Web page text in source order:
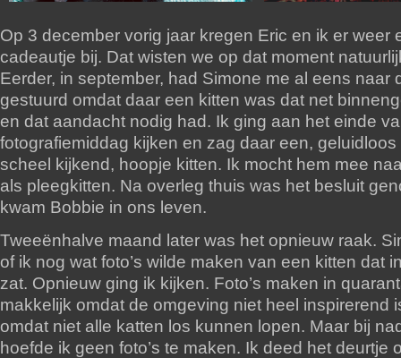
Op 3 december vorig jaar kregen Eric en ik er weer
cadeautje bij. Dat wisten we op dat moment
Eerder, in september, had Simone me al eens naar
gestuurd omdat daar een kitten was dat net
en dat aandacht nodig had. Ik ging aan het einde
fotografiemiddag kijken en zag daar een,
scheel kijkend, hoopje kitten. Ik mocht hem mee
als pleegkitten. Na overleg thuis was het besluit
kwam Bobbie in ons leven.
Tweeënhalve maand later was het opnieuw raak.
of ik nog wat foto’s wilde maken van een kitten dat
zat. Opnieuw ging ik kijken. Foto’s maken in
makkelijk omdat de omgeving niet heel inspirerend
omdat niet alle katten los kunnen lopen. Maar bij
hoefde ik geen foto’s te maken. Ik deed het deurtje